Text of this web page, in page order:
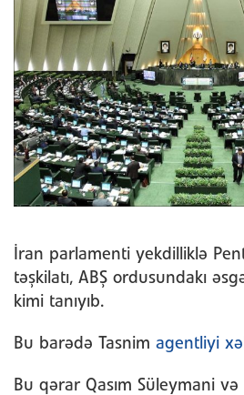
İran parlamenti yekdilliklə
təşkilatı, ABŞ ordusundakı
kimi tanıyıb.
Bu barədə Tasnim agentliyi
Bu qərar Qasım Süleymani